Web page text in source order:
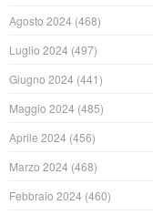
Agosto 2024 (468)
Luglio 2024 (497)
Giugno 2024 (441)
Maggio 2024 (485)
Aprile 2024 (456)
Marzo 2024 (468)
Febbraio 2024 (460)